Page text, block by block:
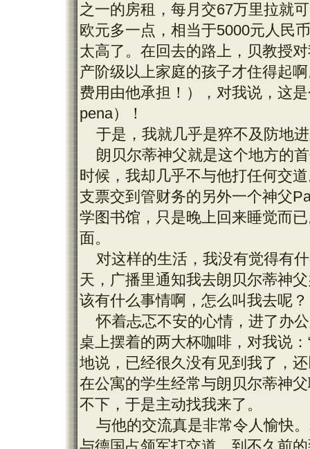
之一的房租，每月交67万里拉就
欧元多一点，相当于5000元人民
太高了。在回去的路上，贝教授
产阶级以上家庭的孩子才住得起
费用由他承担！），对我说，这
pena）！
于是，我就几乎是猝不及防地
朗贝尔蒂神父就是这个地方的
时候，我却几乎不与他打任何交
支票交到管财务的另外一个神父
学图书馆，只是晚上回来睡觉而
面。
对这样的生活，我没有觉得有
天，广播里通知我去朗贝尔蒂神
该有什么事情啊，怎么叫我去呢？
怀着忐忑不安的心情，进了办
桌上摆着的两大杯咖啡，对我说
地说，已经很久没有见到我了，
在公寓的学生经常与朗贝尔蒂神
不下，于是主动找我来了。
与他的交流真是非常令人愉快